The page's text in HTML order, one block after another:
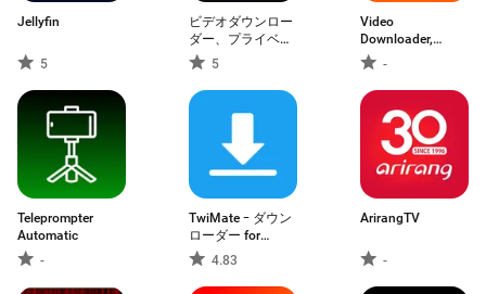
Jellyfin
5
ビデオダウンロー
ダー、プライベー
トファイルダウン
ローダー
5
Video
Downloader,
Download Vid
-
Teleprompter
Automatic
-
TwiMate ｰ ダウン
ローダー for
Twitter
4.83
ArirangTV
-